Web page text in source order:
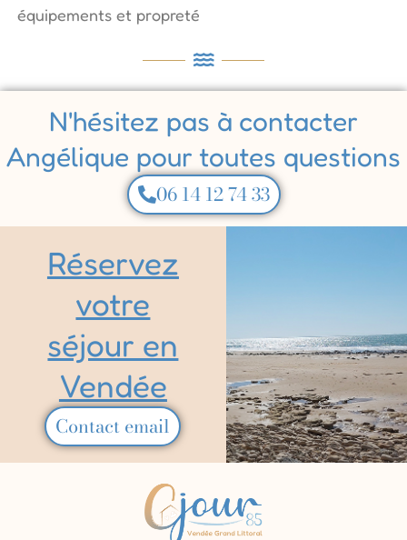
équipements et propreté
N'hésitez pas à contacter
Angélique pour toutes questions
06 14 12 74 33
Réservez
votre
séjour en
Vendée
Contact email